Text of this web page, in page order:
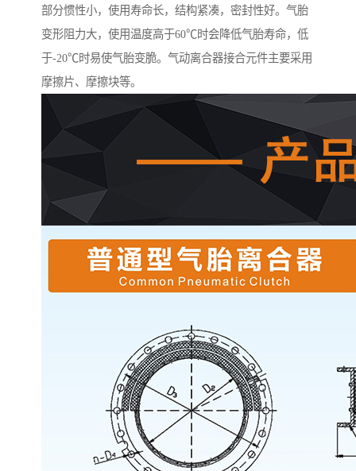
部分惯性小，使用寿命长，结构紧凑，密封性好。气胎
变形阻力大，使用温度高于60℃时会降低气胎寿命，低
于-20℃时易使气胎变脆。气动离合器接合元件主要采用
摩擦片、摩擦块等。